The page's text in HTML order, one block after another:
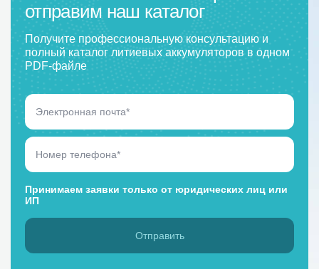
отправим наш каталог
Получите профессиональную консультацию и
полный каталог литиевых аккумуляторов в одном
PDF-файле
Принимаем заявки только от юридических лиц или
ИП